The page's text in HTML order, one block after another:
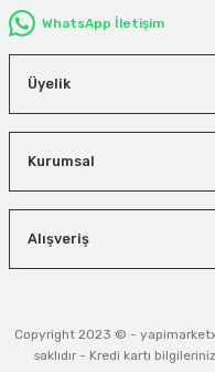
WhatsApp İletişim
Üyelik
Kurumsal
Alışveriş
Copyright 2023 © -
saklıdır - Kredi kartı